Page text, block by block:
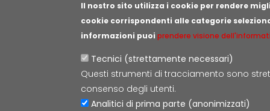
Il nostro sito utilizza i cookie per rendere
cookie corrispondenti alle categorie
informazioni puoiprendere visione
Tecnici (strettamente necessari)
Questi strumenti di tracciamento sono
consenso degli utenti.
Analitici di prima parte (anonimizzati)